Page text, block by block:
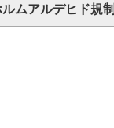
ムアルデヒド規制